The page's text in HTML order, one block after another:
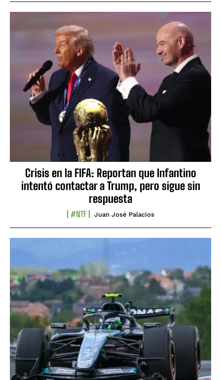
Crisis en la FIFA: Reportan que Infantino
intentó contactar a Trump, pero sigue sin
respuesta
#NTF Juan José Palacios